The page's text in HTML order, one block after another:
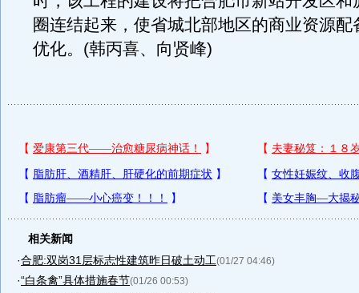
圈连结起来，使省城北部地区的商业资源配
优化。(韩丙喜、向贤峰)
相关新闻
·合肥:双岗31层标志性建筑昨日破土动工(01/27 04:46)
·“白条禽”具体措施春节(01/26 00:53)